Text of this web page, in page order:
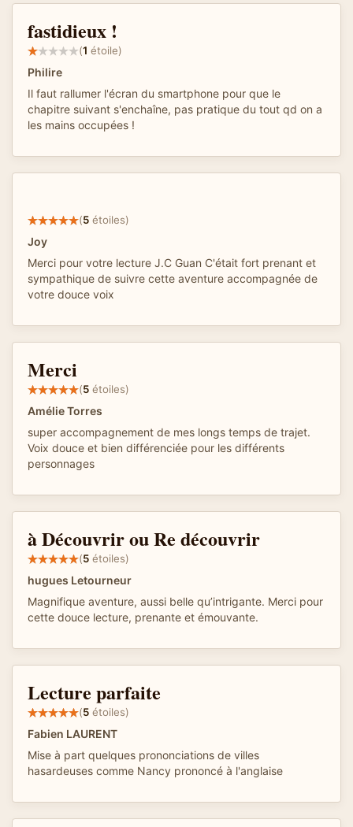
fastidieux !
(1 étoile)
Philire
Il faut rallumer l'écran du smartphone pour que le
chapitre suivant s'enchaîne, pas pratique du tout qd on a
les mains occupées !
(5 étoiles)
Joy
Merci pour votre lecture J.C Guan C'était fort prenant et
sympathique de suivre cette aventure accompagnée de
votre douce voix
Merci
(5 étoiles)
Amélie Torres
super accompagnement de mes longs temps de trajet.
Voix douce et bien différenciée pour les différents
personnages
à Découvrir ou Re découvrir
(5 étoiles)
hugues Letourneur
Magnifique aventure, aussi belle qu’intrigante. Merci pour
cette douce lecture, prenante et émouvante.
Lecture parfaite
(5 étoiles)
Fabien LAURENT
Mise à part quelques prononciations de villes
hasardeuses comme Nancy prononcé à l'anglaise